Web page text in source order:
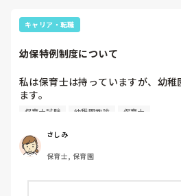
キャリア・転職
幼保特例制度について
私は保育士は持っていますが、幼
ます。
専門学校を卒業する際に特例制度が
特例制度を利用したことがある、も
いらっしゃったら、色々と教えてい
がらはやはり大変ですか？実際試
保育士試験 幼稚園教諭 保育士
さしみ
保育士, 保育園